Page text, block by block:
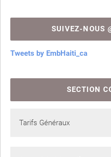
SUIVEZ-NOUS
Tweets by EmbHaiti_ca
SECTION
Tarifs Généraux